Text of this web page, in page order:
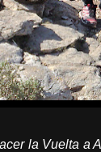
la Vuelta a